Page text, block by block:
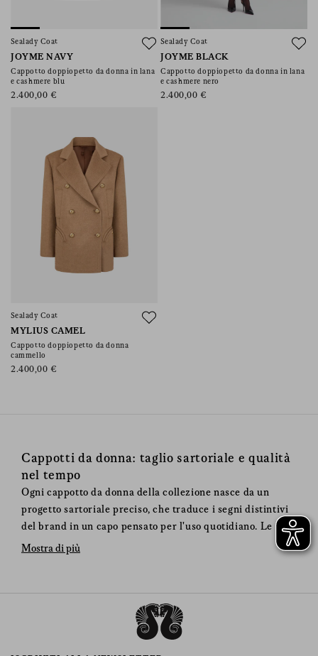
Sealady Coat
JOYME NAVY
Cappotto doppiopetto da donna in lana
e cashmere blu
2.400,00 €
Sealady Coat
JOYME BLACK
Cappotto doppiopetto da donna in lana
e cashmere nero
2.400,00 €
Sealady Coat
MYLIUS CAMEL
Cappotto doppiopetto da donna
cammello
2.400,00 €
Cappotti da donna: taglio sartoriale e qualità
nel tempo
Ogni cappotto da donna della collezione nasce da un
progetto sartoriale preciso, che traduce i segni distintivi
del brand in un capo pensato per l'uso quotidiano. Le
linee sono studiate per garantire struttura e comfort,
lana vergine e lana di cammello – assicurano protezione e
mantengono l'aspetto del capo nel tempo.
Per quali occasioni scegliere un
Mostra di più